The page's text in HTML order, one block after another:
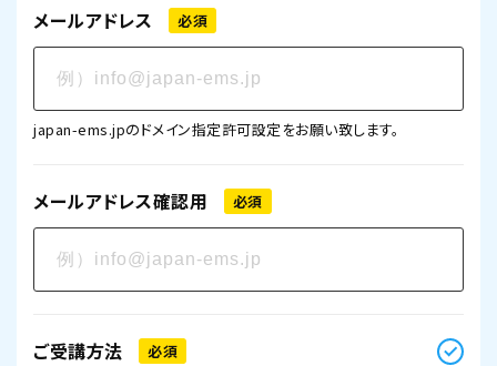
メールアドレス 必須
japan-ems.jpのドメイン指定許可設定をお願い致します。
メールアドレス確認用 必須
ご受講方法 必須